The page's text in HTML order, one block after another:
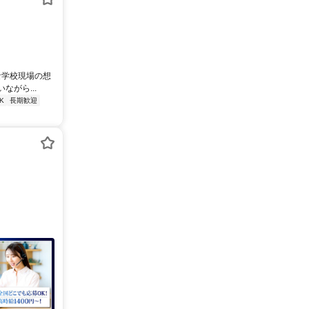
校現場の想
ながら...
長期歓迎